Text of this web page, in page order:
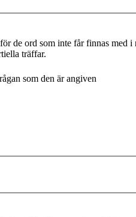
de ord som inte får finnas med i
träffar.
som den är angiven